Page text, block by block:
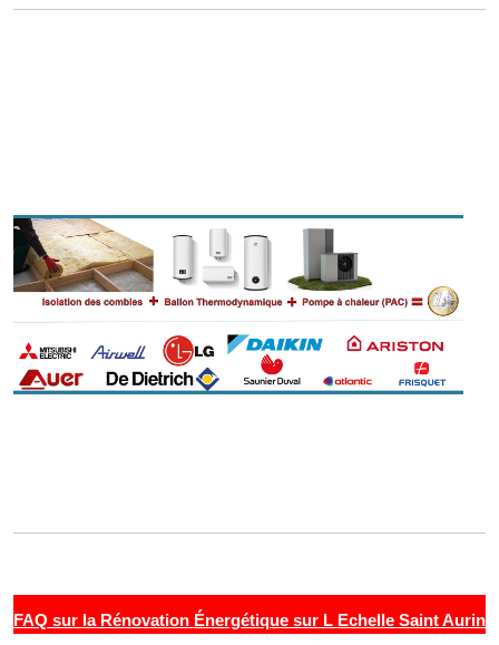
FAQ sur la Rénovation Énergétique sur L Echelle Saint Aurin